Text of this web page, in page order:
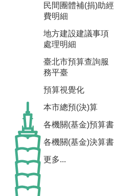
民間團體補(捐)助經
費明細
地方建設建議事項
處理明細
臺北市預算查詢服
務平臺
預算視覺化
本市總預(決)算
各機關(基金)預算書
各機關(基金)決算書
更多...